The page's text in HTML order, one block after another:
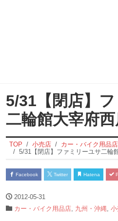
5/31【閉店】
二輪館大宰府
TOP 小売店
カー・バイク用品店
5/31【閉店】ファミリーユサ二輪
Facebook Twitter Hatena
2012-05-31
カー・バイク用品店 九州・沖縄